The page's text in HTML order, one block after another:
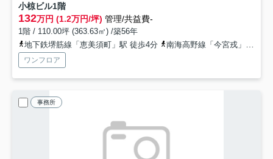
小椋ビル1階
132万円 (1.2万円/坪) 管理/共益費-
1階 / 110.00坪 (363.63㎡) /築56年
地下鉄堺筋線「恵美須町」駅 徒歩4分
南海高野線「今宮戎」駅 徒歩9分
ワンフロア
事務所